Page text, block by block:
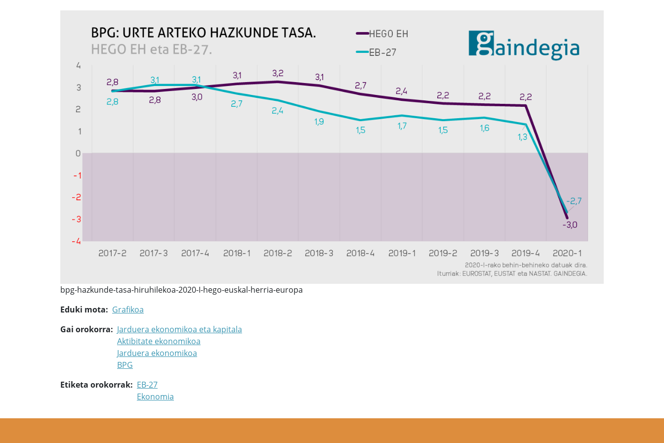
bpg-hazkunde-tasa-hiruhilekoa-2020-I-hego-euskal-herria-europa
Eduki mota
Grafikoa
Gai orokorra
Jarduera ekonomikoa eta kapitala
Aktibitate ekonomikoa
Jarduera ekonomikoa
BPG
Etiketa orokorrak
EB-27
Ekonomia